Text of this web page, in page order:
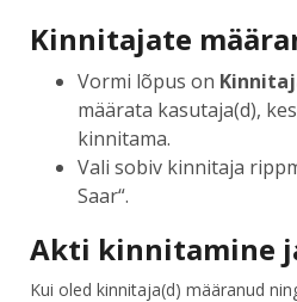
Kinnitajate
Vormi lõpus on
määrata kasutaja(d),
kinnitama.
Vali sobiv kinnitaja
Saar“.
Akti kinnitamine
Kui oled kinnitaja(d) määranud